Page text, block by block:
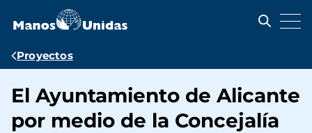
contenido
Ruta
navegación
Proyectos
El Ayuntamiento de Alicante
por medio de la Concejalía